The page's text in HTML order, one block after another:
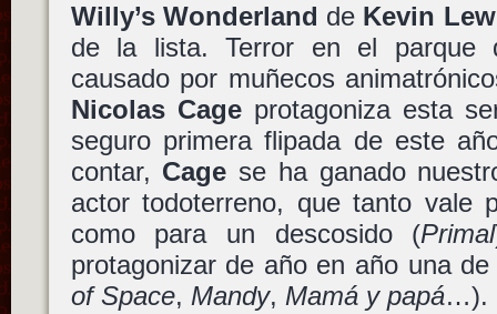
Willy’s Wonderland de Kevin
de la lista. Terror en el parque
causado por muñecos
Nicolas Cageprotagoniza esta
seguro primera flipada de este
contar, Cage se ha ganado
actor todoterreno, que tanto vale
como para un descosido (Primal
protagonizar de año en año una
of Space, Mandy, Mamá y papá…).